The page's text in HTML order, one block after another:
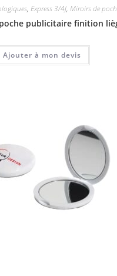
, Express 3/4J, Miroirs de
publicitaire finition
Ajouter à mon devis